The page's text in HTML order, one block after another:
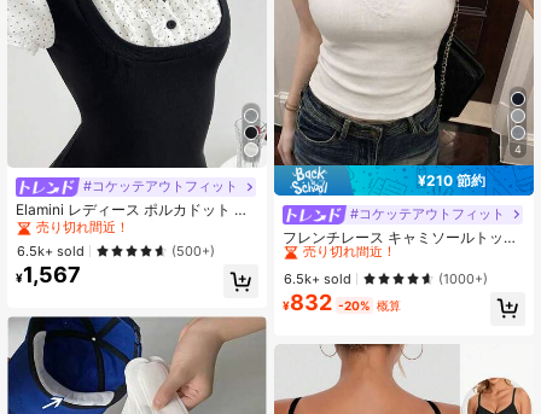
#コケッテアウトフィット
Elamini レディース ポルカドット パ
ッチワーク レーストリム 配色 ウエ
スト ショートスリーブ トップス 夏
用
#2 ベストセラー
夜遊び 女性用ブラウス
売り切れ間近！
#2 ベストセラー
売り切れ間近！
#2 ベストセラー
売り切れ間近！
#2 ベストセラー
6.5k+ sold (500+)
¥1,567
4
¥210 節約
#コケッテアウトフィット
フレンチレース キャミソールトップ
パッド入りバスト ホワイト アンダー
シャツ カジュアル
#8 ベストセラー
短い 女性用タンクトップ&キャミス
売り切れ間近！
#8 ベストセラー
売り切れ間近！
#8 ベストセラー
売り切れ間近！
#8 ベストセラー
短い 女性用タンクトップ&キャミス
6.5k+ sold (1000+)
¥832 -20% 概算